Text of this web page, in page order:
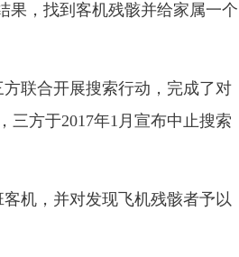
果，找到客机残骸并给家属一个
联合开展搜索行动，完成了对
三方于2017年1月宣布中止搜索
机，并对发现飞机残骸者予以